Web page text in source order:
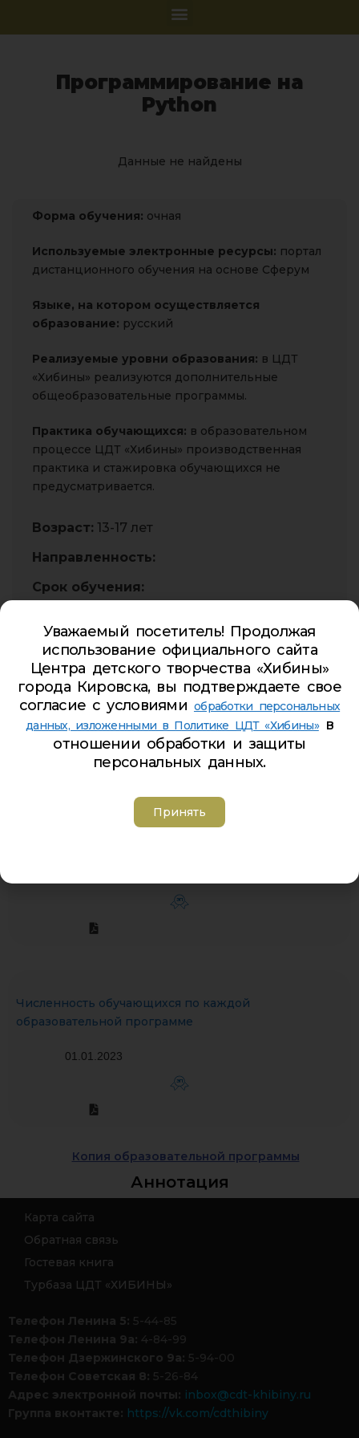
Программирование на
Python
Данные не найдены
Форма обучения: очная
Используемые электронные ресурсы: портал
дистанционного обучения на основе Сферум
Языке, на котором осуществляется
образование: русский
Реализуемые уровни образования: в ЦДТ
«Хибины» реализуются дополнительные
общеобразовательные программы.
Практика обучающихся: в образовательном
процессе ЦДТ «Хибины» производственная
практика и стажировка обучающихся не
предусматривается.
Возраст: 13-17 лет
Направленность:
Срок обучения:
Годовой_календарный учебный график 2022-2023
22.08.2022
Учебный план МАОДО ЦДТ «Хибины» на 2022-2023
ЭП
Численность обучающихся по каждой
образовательной программе
01.01.2023
ЭП
Копия образовательной программы
Аннотация
Карта сайта
Обратная связь
Гостевая книга
Турбаза ЦДТ «ХИБИНЫ»
Телефон Ленина 5: 5-44-85
Телефон Ленина 9а: 4-84-99
Телефон Дзержинского 9а: 5-94-00
Телефон Советская 8: 5-26-84
Адрес электронной почты: inbox@cdt-khibiny.ru
Группа вконтакте: https://vk.com/cdthibiny
Уважаемый посетитель! Продолжая
использование официального сайта
Центра детского творчества «Хибины»
города Кировска, вы подтверждаете свое
согласие с условиями обработки персональных
данных, изложенными в Политике ЦДТ «Хибины»в
отношении обработки и защиты
персональных данных.
Принять